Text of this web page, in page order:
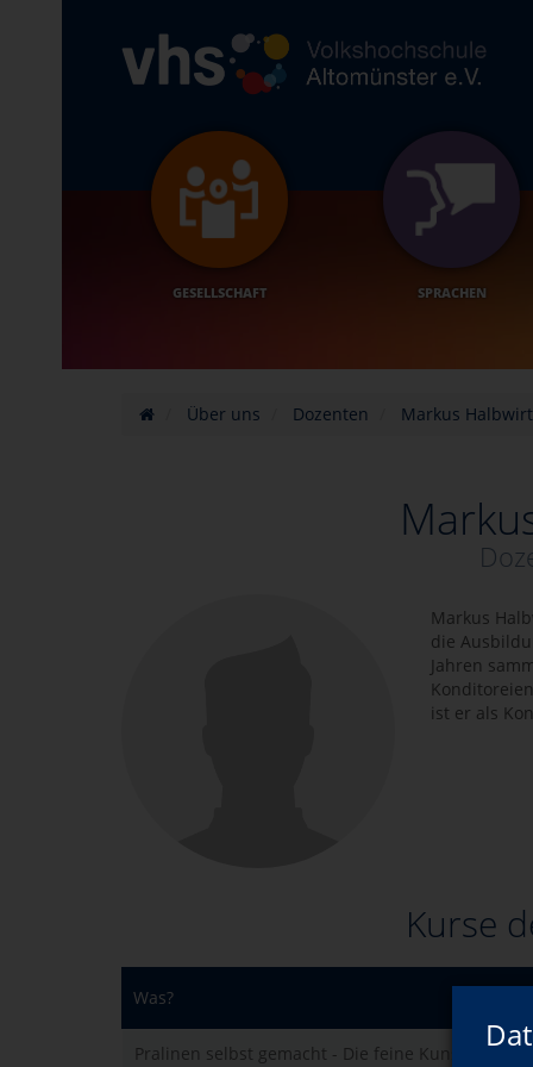
GESELLSCHAFT SPRACHEN
Über uns Dozenten Markus
Markus
die
Jahren
ist er als
Kurse
Was?
Pralinen selbst gemacht - Die feine Kunst der